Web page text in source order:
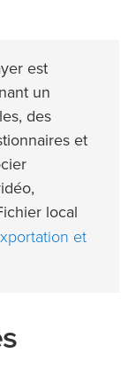
est
un
des
et
local
et